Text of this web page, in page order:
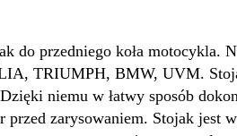
do przedniego koła
TRIUMPH, BMW, UVM.
Dzięki niemu w łatwy sposób
zarysowaniem. Stojak jest